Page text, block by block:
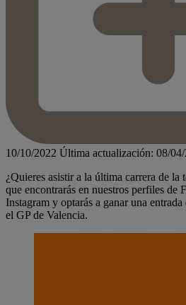
10/10/2022 Última actualización: 08/
¿Quieres asistir a la última carrera de la
que encontrarás en nuestros perfiles de
Instagram y optarás a ganar una
el GP de Valencia.